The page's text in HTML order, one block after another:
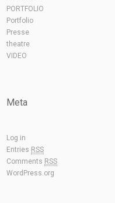
PORTFOLIO
Portfolio
Presse
theatre
VIDEO
Meta
Log in
Entries RSS
Comments RSS
WordPress.org